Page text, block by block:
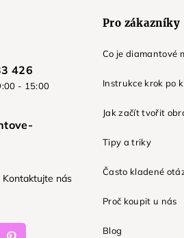
426
- 15:00
Kontaktujte nás
Pro zákazníky
Co je diamantové
Instrukce krok po
Jak začít tvořit
Tipy a triky
Často kladené
Proč koupit u nás
Blog